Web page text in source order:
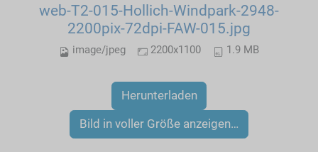
web-T2-015-Hollich-Windpark-2948-
2200pix-72dpi-FAW-015.jpg
image/jpeg 2200x1100 1.9 MB
Herunterladen
Bild in voller Größe anzeigen…